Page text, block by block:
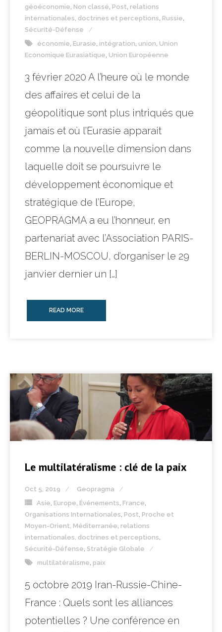
géoéconomie, Non classé, Post, relations
internationales, doctrines et perceptions, Russie,
Sécurité-Défense
économie, Eurasie, intégration, union, Union
Economique Eurasiatique, Union Européenne
3 février 2020 A l’heure où le monde
des affaires et celui de la
géopolitique sont plus intriqués que
jamais et où l’Eurasie apparait
comme la nouvelle dimension dans
laquelle doit se poursuivre le
développement économique et
stratégique de l’Europe,
GEOPRAGMA a eu l’honneur, en
partenariat avec l’Association PARIS-
BERLIN-MOSCOU, d’organiser le 29
janvier dernier un […]
READ MORE
Le multilatéralisme : clé de la paix
Oct 5, 2019
Geopragma
Asie, Europe, Événements, France,
Organisations Internationales, Post, Proche et
Moyen-Orient, Méditerranée, relations
internationales, doctrines et perceptions,
Sécurité-Défense, Stratégie Globale
multilatéralisme, paix
5 octobre 2019 Iran-Russie-Chine-
France : Quels sont les alliances
potentielles ? Une conférence en